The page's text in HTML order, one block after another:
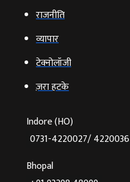
राजनीति
व्‍यापार
टेक्‍नोलॉजी
ज़रा हटके
Indore (HO)
0731-4220027/ 4220036
Bhopal